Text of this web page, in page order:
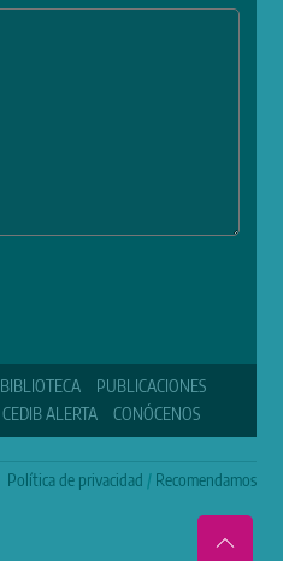
BIBLIOTECA
PUBLICACIONES
CEDIB ALERTA CONÓCENOS
Política de privacidad / Recomendamos